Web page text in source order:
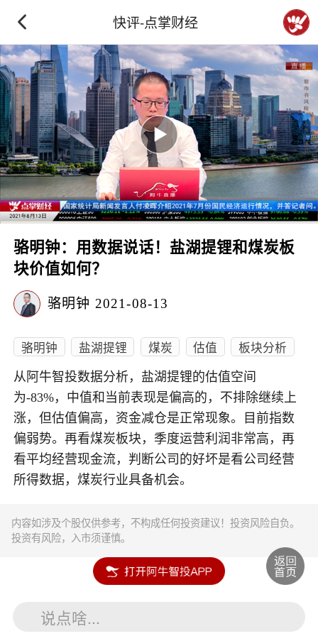
快评-点掌财经
骆明钟：用数据说话！盐湖提锂和煤炭板
块价值如何？
骆明钟 2021-08-13
骆明钟 盐湖提锂 煤炭 估值 板块分析
从阿牛智投数据分析，盐湖提锂的估值空间
为-83%，中值和当前表现是偏高的，不排除继续上
涨，但估值偏高，资金减仓是正常现象。目前指数
偏弱势。再看煤炭板块，季度运营利润非常高，再
看平均经营现金流，判断公司的好坏是看公司经营
所得数据，煤炭行业具备机会。
内容如涉及个股仅供参考，不构成任何投资建议！投资风险自负。
投资有风险，入市须谨慎。
说点啥...